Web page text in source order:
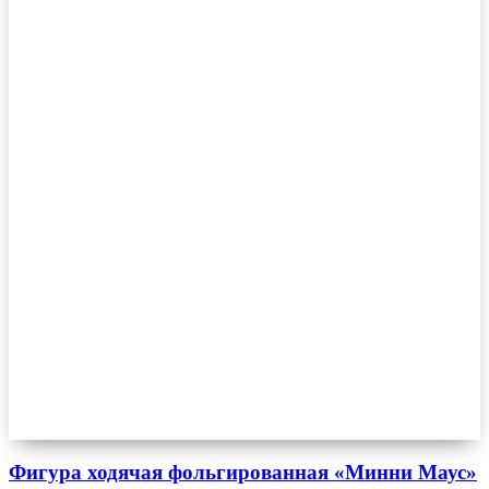
Фигура ходячая фольгированная «Минни Маус»